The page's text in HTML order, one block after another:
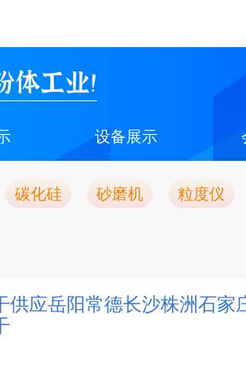
工业！
设备展示
碳化硅 砂磨机 粒度仪
应岳阳常德长沙株洲石家